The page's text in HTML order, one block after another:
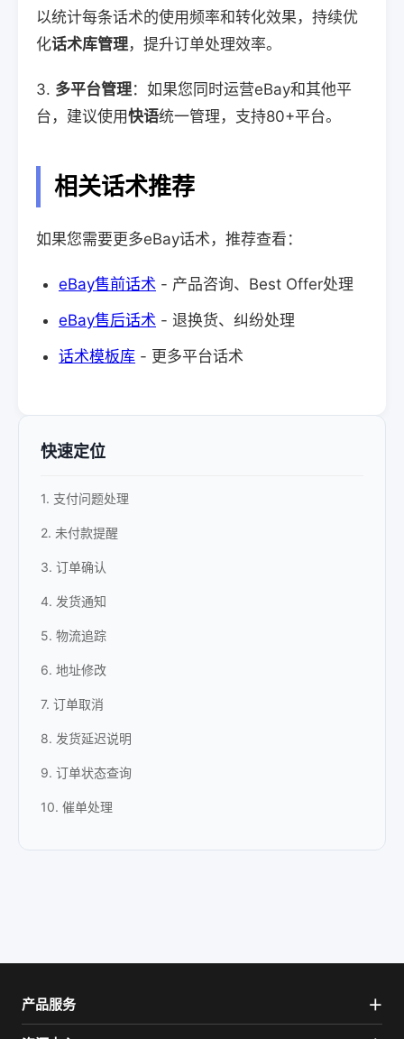
以统计每条话术的使用频率和转化效果，持续优
化话术库管理，提升订单处理效率。
3. 多平台管理：如果您同时运营eBay和其他平
台，建议使用快语统一管理，支持80+平台。
相关话术推荐
如果您需要更多eBay话术，推荐查看：
eBay售前话术 - 产品咨询、Best Offer处理
eBay售后话术 - 退换货、纠纷处理
话术模板库 - 更多平台话术
快速定位
1. 支付问题处理
2. 未付款提醒
3. 订单确认
4. 发货通知
5. 物流追踪
6. 地址修改
7. 订单取消
8. 发货延迟说明
9. 订单状态查询
10. 催单处理
产品服务